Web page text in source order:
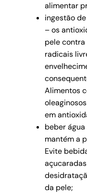
alimentar
ingestão
– os
pele contra
radicais
Alimentos
em
beber
mantém a
Evite
da pele;